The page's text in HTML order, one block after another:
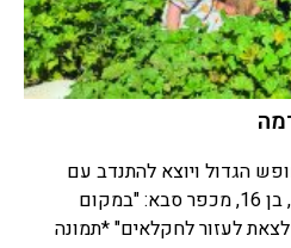
הגדול ויוצא להתנדב עם
"חיבורים בחקלאות" • אלישע, בן 16, מכפר סבא: "במקום
לעזור לחקלאים" *תמונה